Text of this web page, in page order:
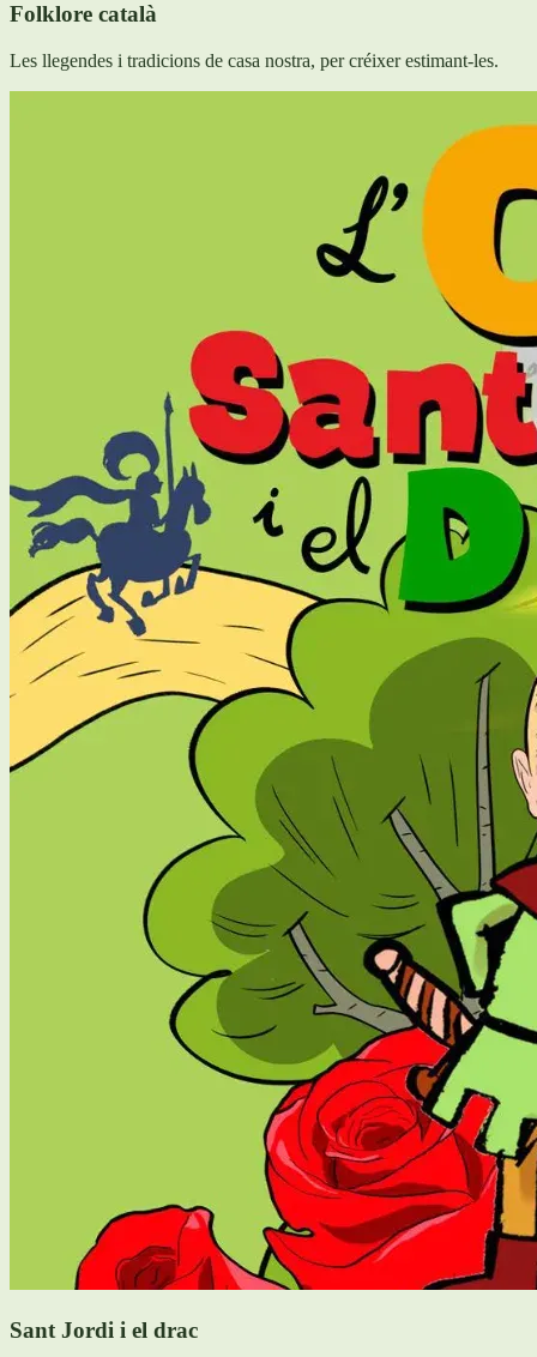
Folklore català
Les llegendes i tradicions de casa nostra, per créixer estimant-les.
Sant Jordi i el drac